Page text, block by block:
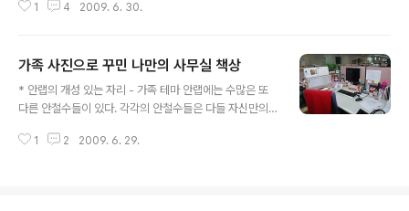
다. 작은 공간 속의 작은 자연을 느끼고자 책상 한 쪽에 작
혜련 사원의 자리 한 쪽에는 손바닥 만한 예쁜 화분 속에 식
물들이 자라고 있다. 화분에는 예쁘게 적어놓은 이름표까
지 붙어 있어 식물에 대한 주인의 애정이 느껴진다. 또한 귀
있다. 안랩의 연수생 자리 중 하나이다. 이 자리들에는 선반
1 4 2009. 6. 30.
가족 사진으로 꾸민 나만의 사무실 책상
* 안랩의 개성 있는 자리 - 가족 테마 안랩에는 수많은 또
다른 안철수들이 있다. 각각의 안철수들은 다들 자신만의
그들이 일하는 공간에서도 그들의 색깔을 볼 수 있다. 가족
1 2 2009. 6. 29.